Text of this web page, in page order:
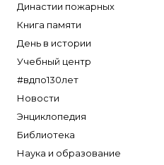
Династии пожарных
Книга памяти
День в истории
Учебный центр
#вдпо130лет
Новости
Энциклопедия
Библиотека
Наука и образование